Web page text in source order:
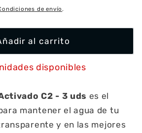
de envío.
al carrito
disponibles
C2 - 3 uds es el
mantener el agua de tu
y en las mejores